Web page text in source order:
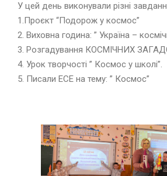
У цей день виконували різні
1.Проєкт “Подорож у космос”
2. Виховна година: ” Україна –
3. Розгадування КОСМІЧНИХ
4. Урок творчості ” Космос у школі”.
5. Писали ЕСЕ на тему: ” Космос”